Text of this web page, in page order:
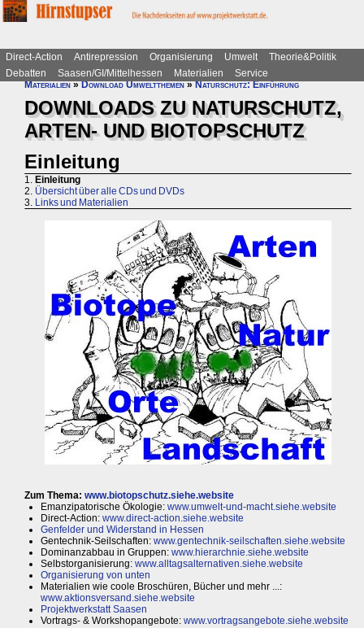
Direct-Action Antirepression Organisierung Umwelt
Theorie&Politik
Debatten
Saasen/GI/Mittelhessen Materialien
Service
Materialien»Download Umweltthemen»Naturschutz: Einführung
DOWNLOADS ZU NATURSCHUTZ,
ARTEN- UND BIOTOPSCHUTZ
Einleitung
1. Einleitung
2. Übersicht über alle CDs und DVDs
3. Links und Materialien
Zum Thema: www.biotopschutz.siehe.website
Emanzipatorische Ökologie: www.umwelt-und-macht.siehe.website
Direct-Action: www.direct-action.siehe.website
Genfelder und Widerstand in Hessen
Gentechnik-Seilschaften: www.gentechnik-seilschaften.siehe.website
Dominanzabbau in Gruppen: www.hierarchnie.siehe.website
Selbstorganisierung: www.alltagsalternativen.siehe.website
Organisierung von unten
Materialien wie coole Broschüren, Bücher und mehr ...:
www.aktionsversand.siehe.website
Projektwerkstatt Saasen
Vortrags- & Workshopangebote: www.vortragsangebote.siehe.website